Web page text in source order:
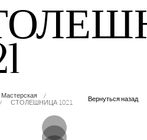
Мастерская
СТОЛЕШНИЦА 1021 Вернуться назад